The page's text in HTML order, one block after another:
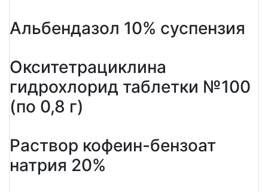
Альбендазол 10% суспензия
Окситетрациклина
гидрохлорид таблетки №100
(по 0,8 г)
Раствор кофеин-бензоат
натрия 20%